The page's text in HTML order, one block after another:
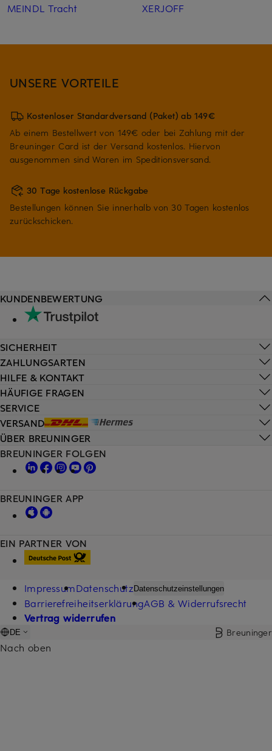
MEINDL Tracht
XERJOFF
UNSERE VORTEILE
Kostenloser Standardversand (Paket) ab 149€
Ab einem Bestellwert von 149€ oder bei Zahlung mit der
Breuninger Card ist der Versand kostenlos. Hiervon
ausgenommen sind Waren im Speditionsversand.
30 Tage kostenlose Rückgabe
Bestellungen können Sie innerhalb von 30 Tagen kostenlos
zurückschicken.
HILFE & KONTAKT
HÄUFIGE FRAGEN
SERVICE
VERSAND
KUNDENBEWERTUNG
SICHERHEIT
ZAHLUNGSARTEN
ÜBER BREUNINGER
EIN PARTNER VON
BREUNINGER FOLGEN
BREUNINGER APP
ImpressumDatenschutzDatenschutzeinstellungen
BarrierefreiheitserklärungAGB & Widerrufsrecht
Vertrag widerrufen
DE Breuninger
Nach oben